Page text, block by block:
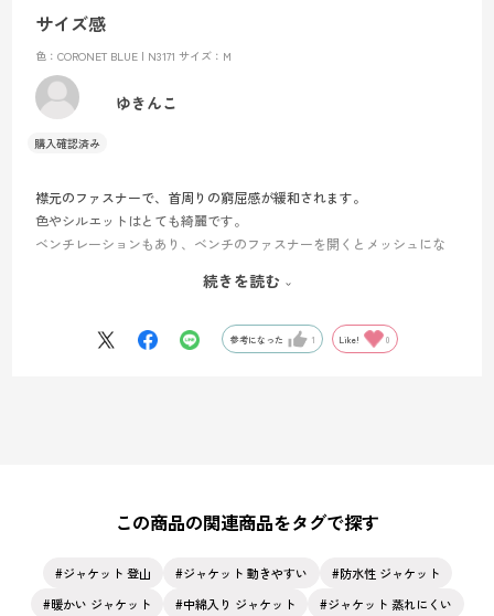
サイズ感
色：CORONET BLUE | N3171 サイズ：M
ゆきんこ
襟元のファスナーで、首周りの窮屈感が緩和されます。
色やシルエットはとても綺麗です。
ベンチレーションもあり、ベンチのファスナーを開くとメッシュにな
サイズ感はややちいさめだと思いました。日本サイズのLで、中に厚着
なと感じました。
厚着しなくても暖かいと問題無いです。
続きを読む
参考になった 1 Like! 0
この商品の関連商品をタグで探す
ジャケット 登山 ジャケット 動きやすい
防水性 ジャケット
暖かい ジャケット
中綿入り ジャケット
ジャケット 蒸れにくい